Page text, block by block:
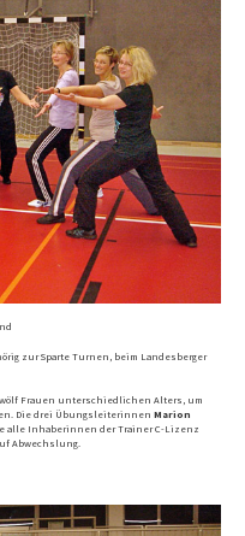
zur Sparte Turnen, beim Landesberger
Frauen unterschiedlichen Alters, um
Die drei Übungsleiterinnen Marion
alle Inhaberinnen der Trainer C-Lizenz
Abwechslung.